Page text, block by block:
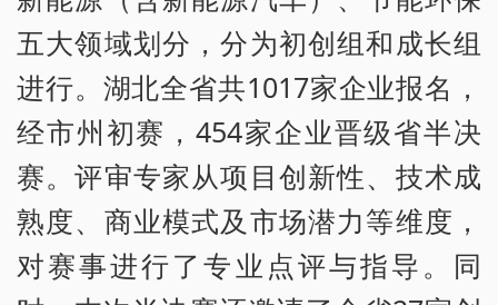
五大领域划分，分为初创组和成长组
进行。湖北全省共1017家企业报名，
经市州初赛，454家企业晋级省半决
赛。评审专家从项目创新性、技术成
熟度、商业模式及市场潜力等维度，
对赛事进行了专业点评与指导。同